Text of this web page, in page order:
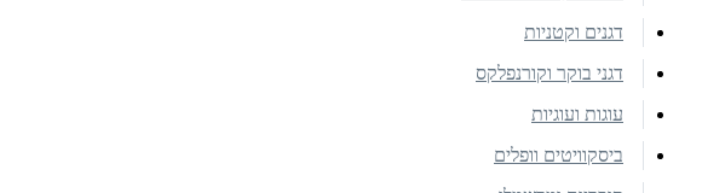
דגנים וקטניות
דגני בוקר וקורנפלקס
עוגות ועוגיות
ביסקוויטים וופלים